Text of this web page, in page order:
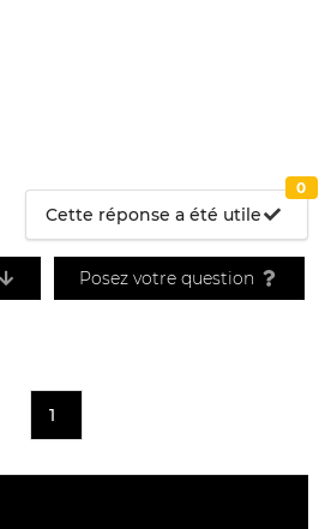
Cette réponse a été utile
0
Posez votre question
1